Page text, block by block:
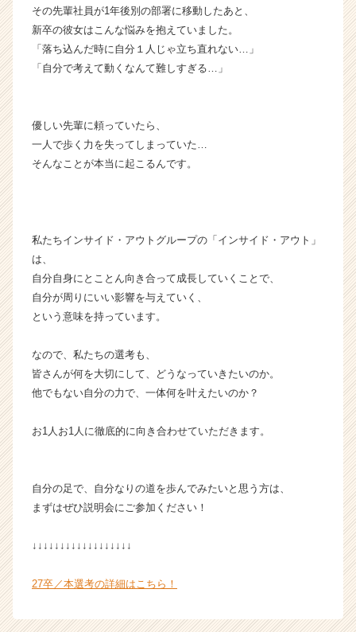
r
e
e
r）
その先輩社員が1年後別の部署に移動したあと、
新卒の彼女はこんな悩みを抱えていました。
「落ち込んだ時に自分１人じゃ立ち直れない…」
「自分で考えて動くなんて難しすぎる…」
優しい先輩に頼っていたら、
一人で歩く力を失ってしまっていた…
そんなことが本当に起こるんです。
私たちインサイド・アウトグループの「インサイド・アウト」
は、
自分自身にとことん向き合って成長していくことで、
自分が周りにいい影響を与えていく、
という意味を持っています。
なので、私たちの選考も、
皆さんが何を大切にして、どうなっていきたいのか。
他でもない自分の力で、一体何を叶えたいのか？
お1人お1人に徹底的に向き合わせていただきます。
自分の足で、自分なりの道を歩んでみたいと思う方は、
まずはぜひ説明会にご参加ください！
↓↓↓↓↓↓↓↓↓↓↓↓↓↓↓↓↓↓
27卒／本選考の詳細はこちら！